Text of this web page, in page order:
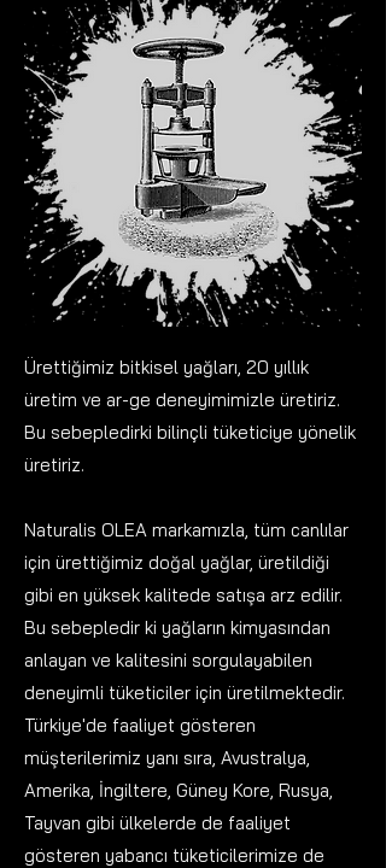
Ürettiğimiz bitkisel yağları, 20 yıllık
üretim ve ar-ge deneyimimizle üretiriz.
Bu sebepledirki bilinçli tüketiciye yönelik
üretiriz.
Naturalis OLEA markamızla, tüm canlılar
için ürettiğimiz doğal yağlar, üretildiği
gibi en yüksek kalitede satışa arz edilir.
Bu sebepledir ki yağların kimyasından
anlayan ve kalitesini sorgulayabilen
deneyimli tüketiciler için üretilmektedir.
Türkiye'de faaliyet gösteren
müşterilerimiz yanı sıra, Avustralya,
Amerika, İngiltere, Güney Kore, Rusya,
Tayvan gibi ülkelerde de faaliyet
gösteren yabancı tüketicilerimize de